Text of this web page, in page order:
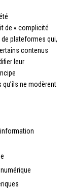
de « complicité
plateformes qui,
contenus
leur
ne modèrent